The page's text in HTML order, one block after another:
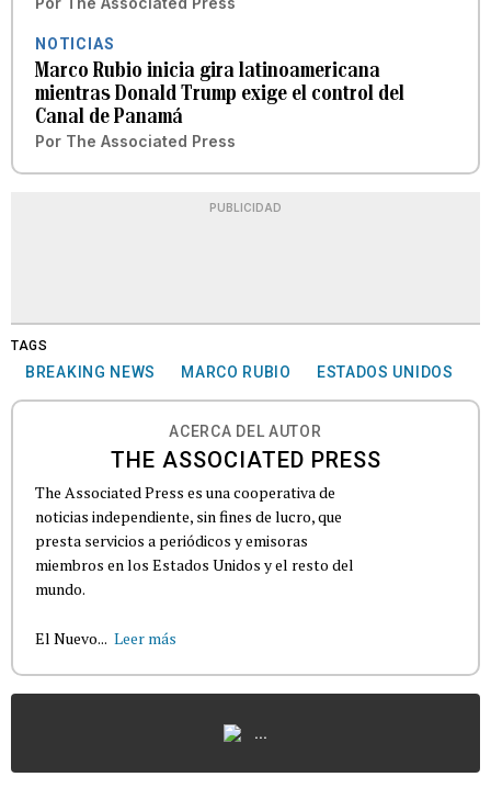
NOTICIAS
Marco Rubio inicia gira latinoamericana
mientras Donald Trump exige el control del
Canal de Panamá
Por The Associated Press
PUBLICIDAD
TAGS
BREAKING NEWS MARCO RUBIO ESTADOS UNIDOS
ACERCA DEL AUTOR
THE ASSOCIATED PRESS
The Associated Press es una cooperativa de
noticias independiente, sin fines de lucro, que
presta servicios a periódicos y emisoras
miembros en los Estados Unidos y el resto del
mundo.
El Nuevo... Leer más
...